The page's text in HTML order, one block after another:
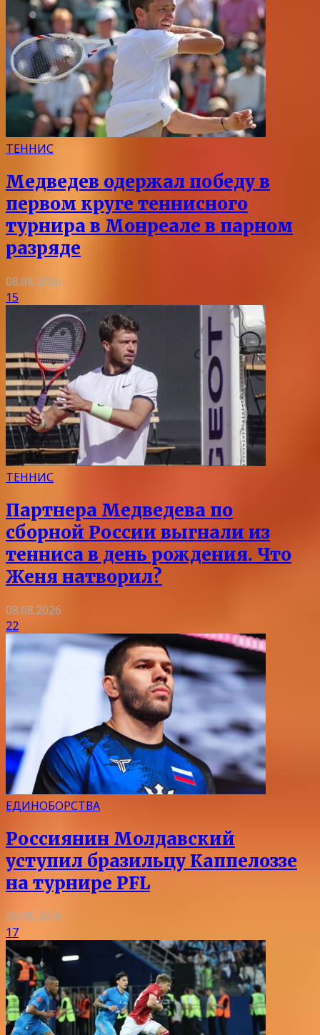
ТЕННИС
Медведев одержал победу в
первом круге теннисного
турнира в Монреале в парном
разряде
08.08.2026
15
ТЕННИС
Партнера Медведева по
сборной России выгнали из
тенниса в день рождения. Что
Женя натворил?
08.08.2026
22
ЕДИНОБОРСТВА
Россиянин Молдавский
уступил бразильцу Каппелоззе
на турнире PFL
08.08.2026
17